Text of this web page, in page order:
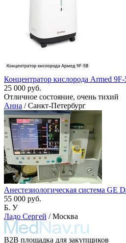
Концентратор кислорода Armed
25 000 руб.
Отличное состояние, очень тихий
Анна / Санкт-Петербург
Анестезиологическая система GE
55 000 руб.
Б. У
Ладо Сергей / Москва
B2B площадка для закупщиков